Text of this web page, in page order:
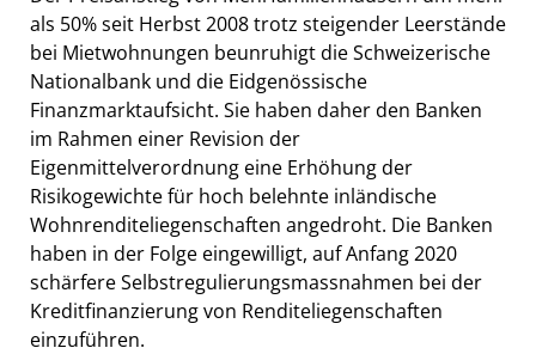
als 50% seit Herbst 2008 trotz steigender Leerstände
bei Mietwohnungen beunruhigt die Schweizerische
Nationalbank und die Eidgenössische
Finanzmarktaufsicht. Sie haben daher den Banken
im Rahmen einer Revision der
Eigenmittelverordnung eine Erhöhung der
Risikogewichte für hoch belehnte inländische
Wohnrenditeliegenschaften angedroht. Die Banken
haben in der Folge eingewilligt, auf Anfang 2020
schärfere Selbstregulierungsmassnahmen bei der
Kreditfinanzierung von Renditeliegenschaften
einzuführen.